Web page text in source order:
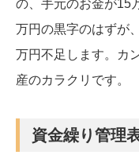
の、手元のお金が15
万円の黒字のはずが
万円不足します。カ
産のカラクリです。
資金繰り管理